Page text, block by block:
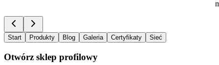
Start Produkty Blog Galeria Certyfikaty Sieć
Otwórz sklep profilowy